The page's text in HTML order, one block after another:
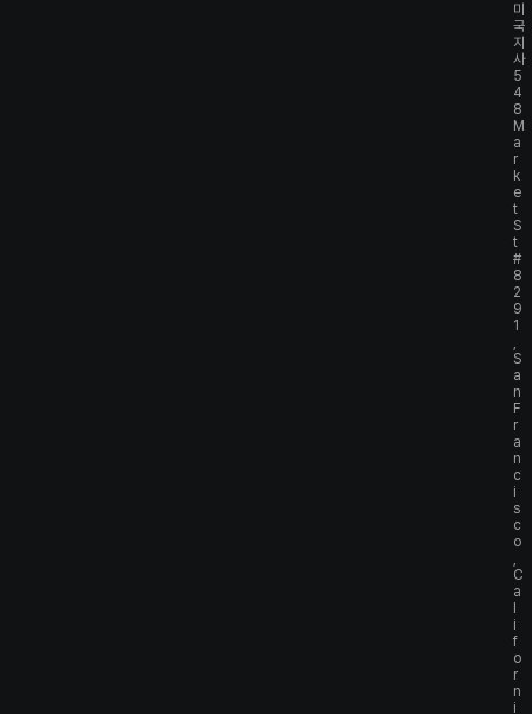
미
국
지
사
5
4
8
M
a
r
k
e
t
S
t
#
8
2
9
1
S
a
n
F
r
a
n
c
i
s
c
o
C
a
i
f
o
r
n
i